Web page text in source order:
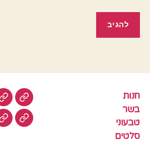
חנות
בשר
טבעוני
סלטים
חנות
עוגיות